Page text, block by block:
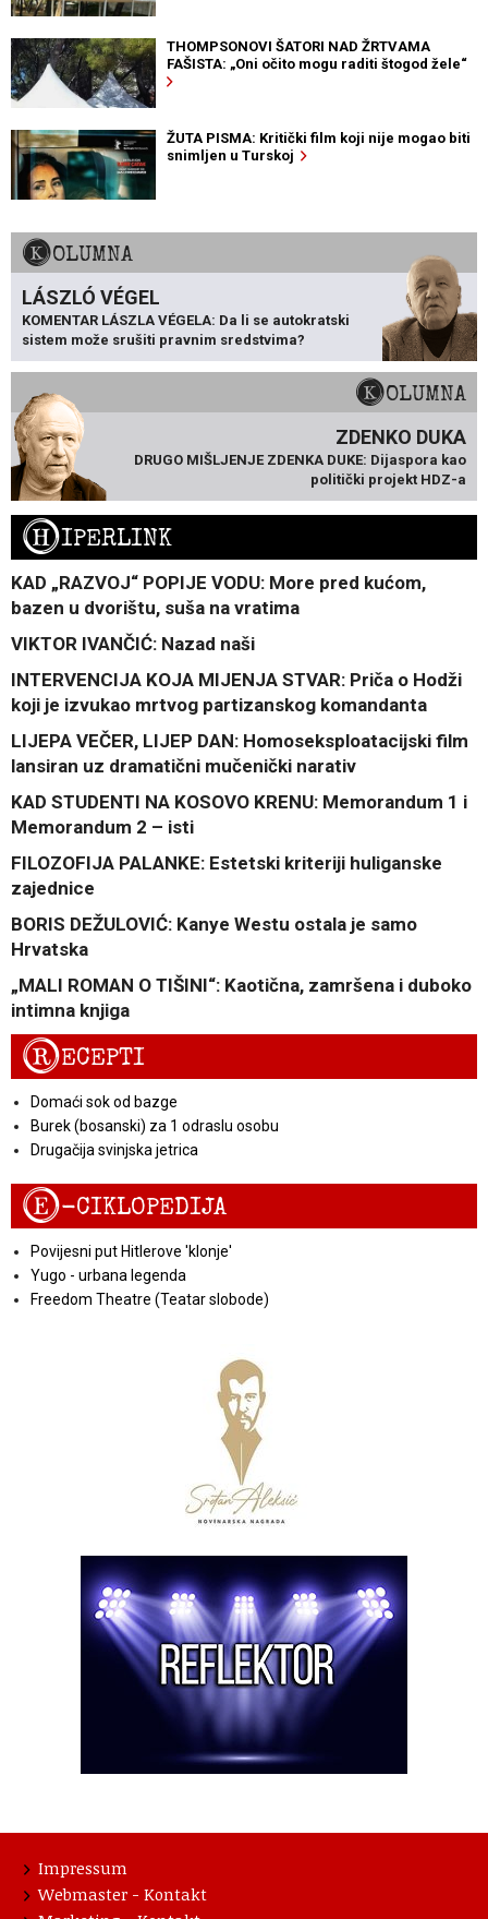
THOMPSONOVI ŠATORI NAD ŽRTVAMA
FAŠISTA: „Oni očito mogu raditi štogod žele“
ŽUTA PISMA: Kritički film koji nije mogao biti
snimljen u Turskoj
KOLUMNA
LÁSZLÓ VÉGEL
KOMENTAR LÁSZLA VÉGELA: Da li se autokratski
sistem može srušiti pravnim sredstvima?
KOLUMNA
ZDENKO DUKA
DRUGO MIŠLJENJE ZDENKA DUKE: Dijaspora kao
politički projekt HDZ-a
HIPERLINK
KAD „RAZVOJ“ POPIJE VODU: More pred kućom,
bazen u dvorištu, suša na vratima
VIKTOR IVANČIĆ: Nazad naši
INTERVENCIJA KOJA MIJENJA STVAR: Priča o Hodži
koji je izvukao mrtvog partizanskog komandanta
LIJEPA VEČER, LIJEP DAN: Homoseksploatacijski film
lansiran uz dramatični mučenički narativ
KAD STUDENTI NA KOSOVO KRENU: Memorandum 1 i
Memorandum 2 – isti
FILOZOFIJA PALANKE: Estetski kriteriji huliganske
zajednice
BORIS DEŽULOVIĆ: Kanye Westu ostala je samo
Hrvatska
„MALI ROMAN O TIŠINI“: Kaotična, zamršena i duboko
intimna knjiga
RECEPTI
Domaći sok od bazge
Burek (bosanski) za 1 odraslu osobu
Drugačija svinjska jetrica
E-CIKLOPEDIJA
Povijesni put Hitlerove 'klonje'
Yugo - urbana legenda
Freedom Theatre (Teatar slobode)
Impressum
Webmaster - Kontakt